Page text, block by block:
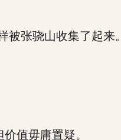
张骁山收集了起来。
值毋庸置疑。